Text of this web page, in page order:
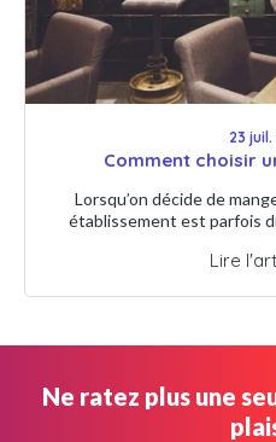
23
Comment choisir
Lorsqu’on décide de
établissement est parfois
Lire
Ne ratez plus une